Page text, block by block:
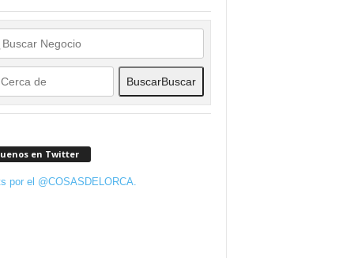
BuscarBuscar
en Twitter
por el @COSASDELORCA.